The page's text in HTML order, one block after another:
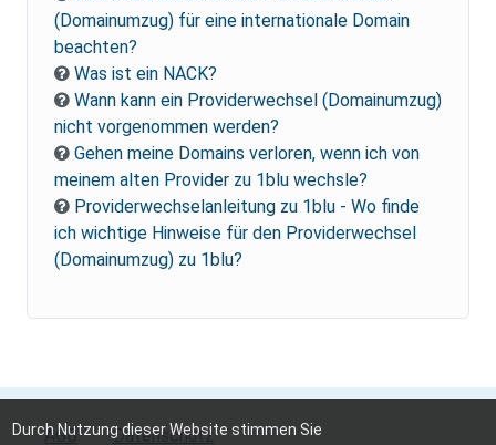
(Domainumzug) für eine internationale Domain
beachten?
Was ist ein NACK?
Wann kann ein Providerwechsel (Domainumzug)
nicht vorgenommen werden?
Gehen meine Domains verloren, wenn ich von
meinem alten Provider zu 1blu wechsle?
Providerwechselanleitung zu 1blu - Wo finde
ich wichtige Hinweise für den Providerwechsel
(Domainumzug) zu 1blu?
AGB Datenschutz
Durch Nutzung dieser Website stimmen Sie